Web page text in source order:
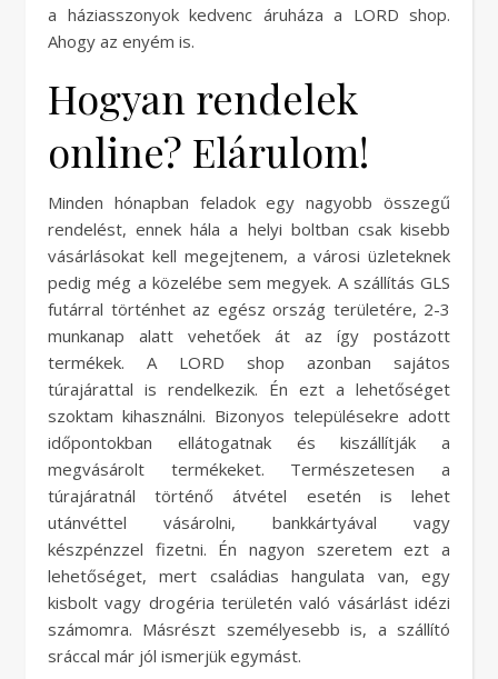
a háziasszonyok kedvenc áruháza a LORD shop.
Ahogy az enyém is.
Hogyan rendelek
online? Elárulom!
Minden hónapban feladok egy nagyobb összegű
rendelést, ennek hála a helyi boltban csak kisebb
vásárlásokat kell megejtenem, a városi üzleteknek
pedig még a közelébe sem megyek. A szállítás GLS
futárral történhet az egész ország területére, 2-3
munkanap alatt vehetőek át az így postázott
termékek. A LORD shop azonban sajátos
túrajárattal is rendelkezik. Én ezt a lehetőséget
szoktam kihasználni. Bizonyos településekre adott
időpontokban ellátogatnak és kiszállítják a
megvásárolt termékeket. Természetesen a
túrajáratnál történő átvétel esetén is lehet
utánvéttel vásárolni, bankkártyával vagy
készpénzzel fizetni. Én nagyon szeretem ezt a
lehetőséget, mert családias hangulata van, egy
kisbolt vagy drogéria területén való vásárlást idézi
számomra. Másrészt személyesebb is, a szállító
sráccal már jól ismerjük egymást.